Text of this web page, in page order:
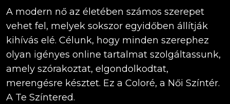
A modern nő az életében számos szerepet
vehet fel, melyek sokszor egyidőben állítják
kihívás elé. Célunk, hogy minden szerephez
olyan igényes online tartalmat szolgáltassunk,
amely szórakoztat, elgondolkodtat,
merengésre késztet. Ez a Coloré, a Női Színtér.
A Te Színtered.